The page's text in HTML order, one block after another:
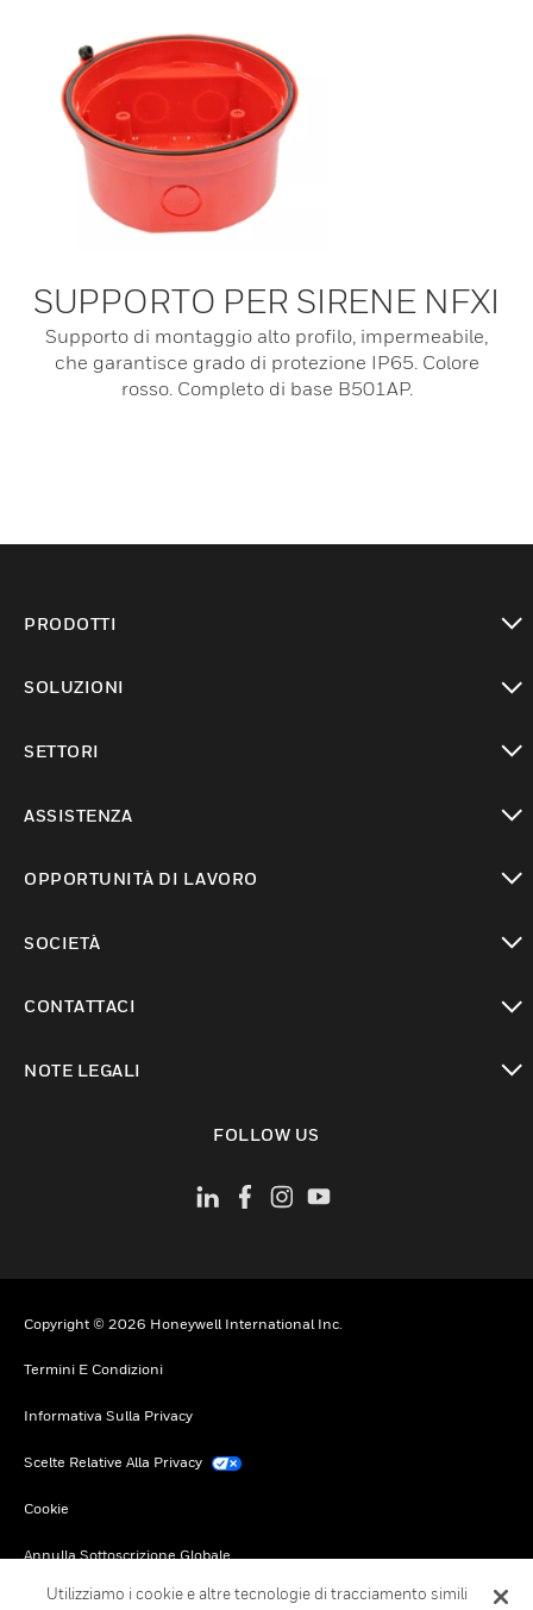
SUPPORTO PER SIRENE NFXI
Supporto di montaggio alto profilo, impermeabile,
che garantisce grado di protezione IP65. Colore
rosso. Completo di base B501AP.
PRODOTTI
SOLUZIONI
SETTORI
ASSISTENZA
OPPORTUNITÀ DI LAVORO
SOCIETÀ
CONTATTACI
NOTE LEGALI
FOLLOW US
Copyright © 2026 Honeywell International Inc.
Termini E Condizioni
Informativa Sulla Privacy
Scelte Relative Alla Privacy
Cookie
Annulla Sottoscrizione Globale
Utilizziamo i cookie e altre tecnologie di tracciamento simili